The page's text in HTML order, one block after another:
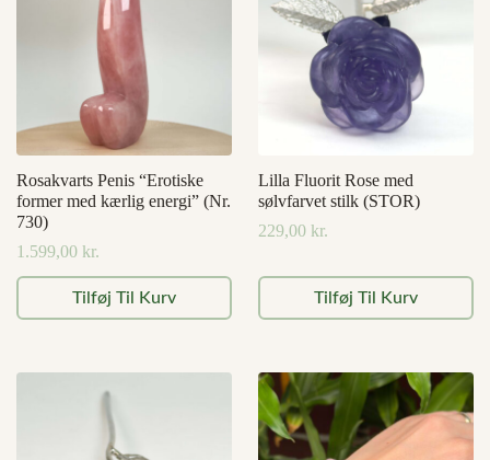
Rosakvarts Penis “Erotiske
former med kærlig energi” (Nr.
730)
1.599,00 kr.
Tilføj Til Kurv
Lilla Fluorit Rose med
sølvfarvet stilk (STOR)
229,00 kr.
Tilføj Til Kurv